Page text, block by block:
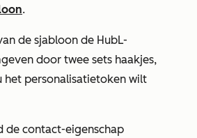
.
de sjabloon de HubL-
door twee sets haakjes,
het personalisatietoken wilt
de contact-eigenschap